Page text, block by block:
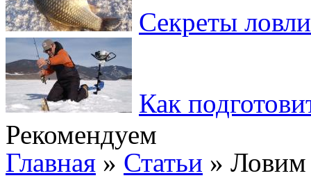
Секреты
Как
Рекомендуем
Главная » Статьи » Ловим